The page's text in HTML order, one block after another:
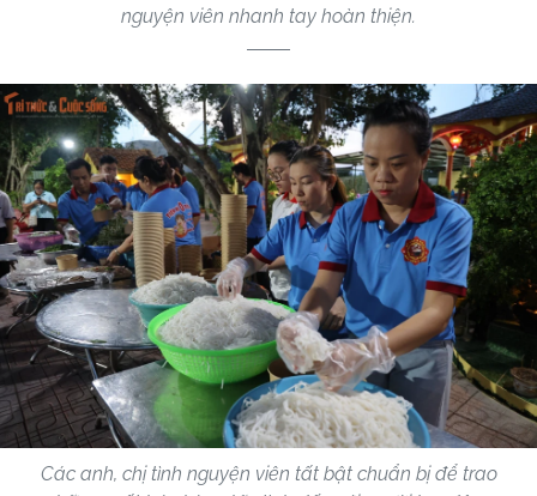
nguyện viên nhanh tay hoàn thiện.
Các anh, chị tình nguyện viên tất bật chuẩn bị để trao